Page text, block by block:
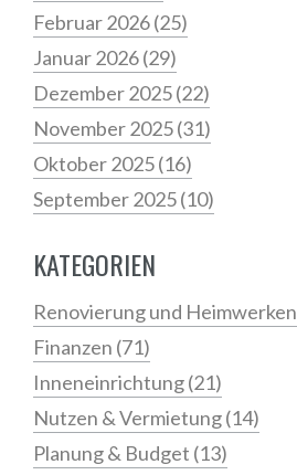
Februar 2026(25)
Januar 2026(29)
Dezember 2025(22)
November 2025(31)
Oktober 2025(16)
September 2025(10)
KATEGORIEN
Renovierung und Heimwerken
Finanzen (71)
Inneneinrichtung(21)
Nutzen & Vermietung(14)
Planung & Budget (13)